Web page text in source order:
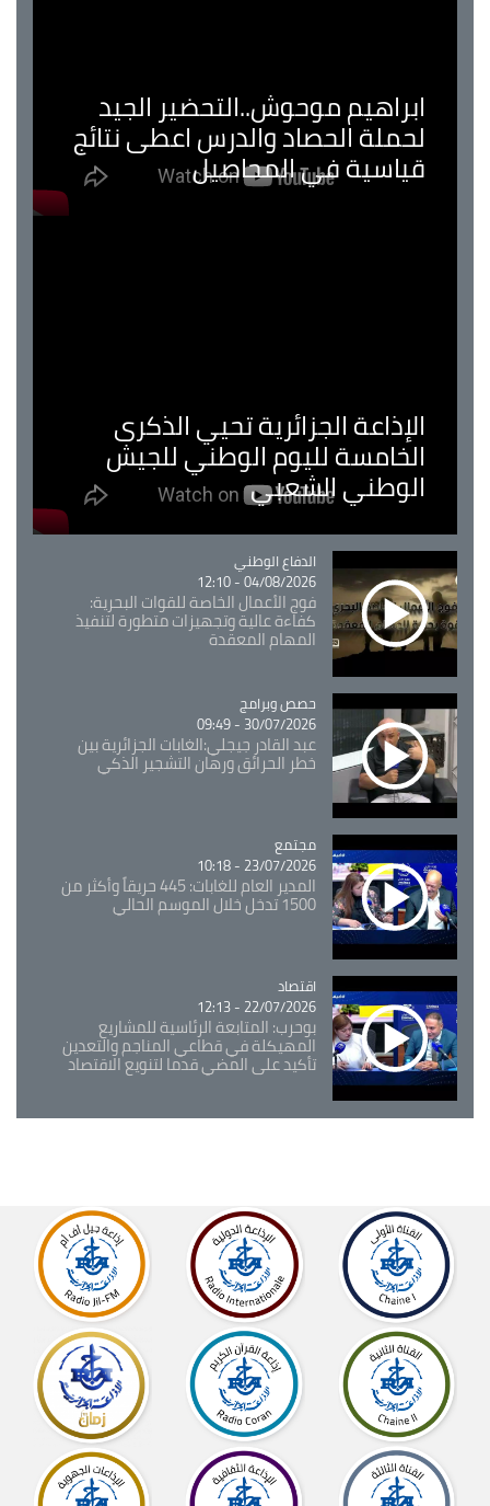
ابراهيم موحوش..التحضير الجيد
لحملة الحصاد والدرس اعطى نتائج
قياسية في المحاصيل
الإذاعة الجزائرية تحيي الذكرى
الخامسة لليوم الوطني للجيش
الوطني الشعبي
Catégorie
الدفاع الوطني
04/08/2026 - 12:10
فوج الأعمال الخاصة للقوات البحرية:
كفاءة عالية وتجهيزات متطورة لتنفيذ
المهام المعقدة
Catégorie
حصص وبرامج
30/07/2026 - 09:49
عبد القادر جيجلي:الغابات الجزائرية بين
خطر الحرائق ورهان التشجير الذكي
Catégorie
مجتمع
23/07/2026 - 10:18
المدير العام للغابات: 445 حريقاً وأكثر من
1500 تدخل خلال الموسم الحالي
Catégorie
اقتصاد
22/07/2026 - 12:13
بوحرب: المتابعة الرئاسية للمشاريع
المهيكلة في قطاعي المناجم والتعدين
تأكيد على المضي قدما لتنويع الاقتصاد